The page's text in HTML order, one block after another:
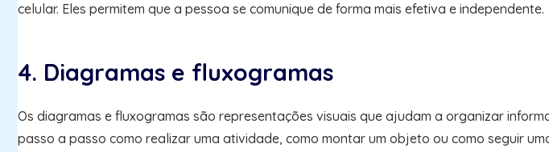
celular. Eles permitem que a pessoa se comunique de forma mais efetiva e independente.
4. Diagramas e fluxogramas
Os diagramas e fluxogramas são representações visuais que ajudam a organizar
passo a passo como realizar uma atividade, como montar um objeto ou como seguir